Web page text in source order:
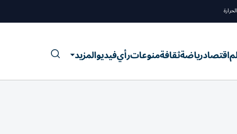
اقتصادرياضةثقافةمنوعاترأيفيديوالمزيد